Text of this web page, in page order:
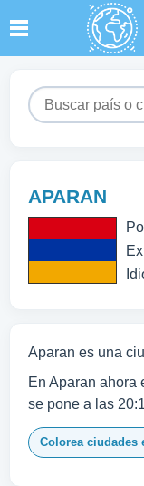
APARAN
Aparan es una
En Aparan ahora
se pone a las
Colorea ciudades